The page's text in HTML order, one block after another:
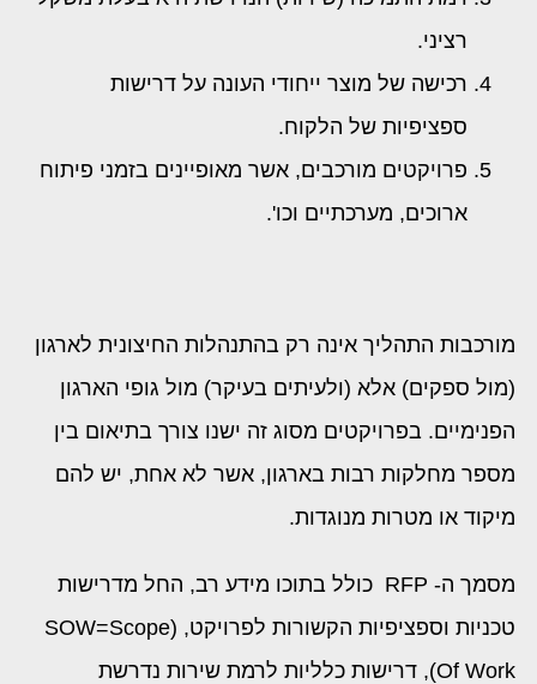
רציני.
רכישה של מוצר ייחודי העונה על דרישות
ספציפיות של הלקוח.
פרויקטים מורכבים, אשר מאופיינים בזמני פיתוח
ארוכים, מערכתיים וכו'.
מורכבות התהליך אינה רק בהתנהלות החיצונית לארגון
(מול ספקים) אלא (ולעיתים בעיקר) מול גופי הארגון
הפנימיים. בפרויקטים מסוג זה ישנו צורך בתיאום בין
מספר מחלקות רבות בארגון, אשר לא אחת, יש להם
מיקוד או מטרות מנוגדות.
מסמך ה- RFP כולל בתוכו מידע רב, החל מדרישות
טכניות וספציפיות הקשורות לפרויקט, (SOW=Scope
Of Work), דרישות כלליות לרמת שירות נדרשת